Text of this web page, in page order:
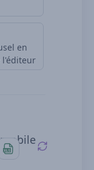
en
l'éditeur